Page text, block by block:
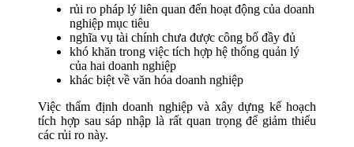
rủi ro pháp lý liên quan đến hoạt động của doanh
nghiệp mục tiêu
nghĩa vụ tài chính chưa được công bố đầy đủ
khó khăn trong việc tích hợp hệ thống quản lý
của hai doanh nghiệp
khác biệt về văn hóa doanh nghiệp
Việc thẩm định doanh nghiệp và xây dựng kế hoạch
tích hợp sau sáp nhập là rất quan trọng để giảm thiểu
các rủi ro này.